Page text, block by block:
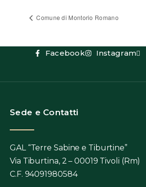
Comune di Montorio Romano
Facebook Instagram
Sede e Contatti
GAL “Terre Sabine e Tiburtine”
Via Tiburtina, 2 – 00019 Tivoli (Rm)
C.F. 94091980584